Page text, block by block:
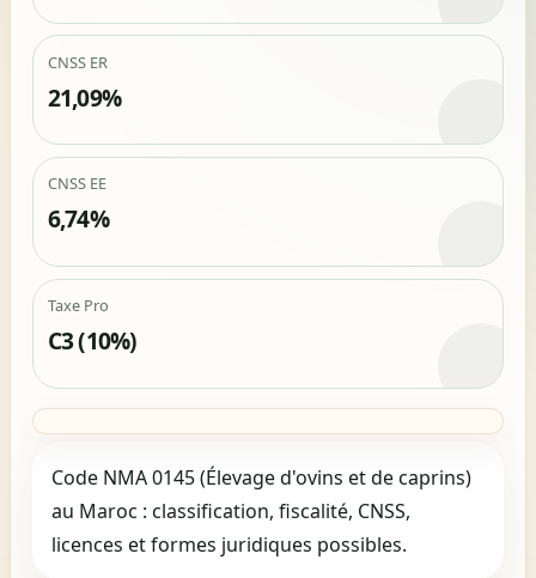
CNSS ER
21,09%
CNSS EE
6,74%
Taxe Pro
C3 (10%)
Code NMA 0145 (Élevage d'ovins et de caprins)
au Maroc : classification, fiscalité, CNSS,
licences et formes juridiques possibles.